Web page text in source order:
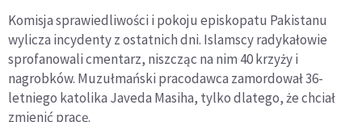
Komisja sprawiedliwości i pokoju episkopatu Pakistanu
wylicza incydenty z ostatnich dni. Islamscy radykałowie
sprofanowali cmentarz, niszcząc na nim 40 krzyży i
nagrobków. Muzułmański pracodawca zamordował 36-
letniego katolika Javeda Masiha, tylko dlatego, że chciał
zmienić pracę.